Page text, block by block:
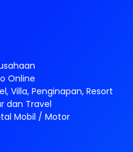
Online
Villa, Penginapan, Resort
dan Travel
Mobil / Motor